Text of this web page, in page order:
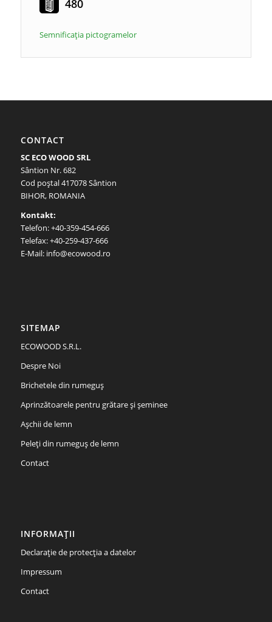
480
Semnificaţia pictogramelor
CONTACT
SC ECO WOOD SRL
Sântion Nr. 682
Cod poştal 417078 Sântion
BIHOR, ROMANIA
Kontakt:
Telefon: +40-359-454-666
Telefax: +40-259-437-666
E-Mail: info@ecowood.ro
SITEMAP
ECOWOOD S.R.L.
Despre Noi
Brichetele din rumeguș
Aprinzătoarele pentru grătare și șeminee
Aşchii de lemn
Peleți din rumeguş de lemn
Contact
INFORMAȚII
Declarație de protecția a datelor
Impressum
Contact